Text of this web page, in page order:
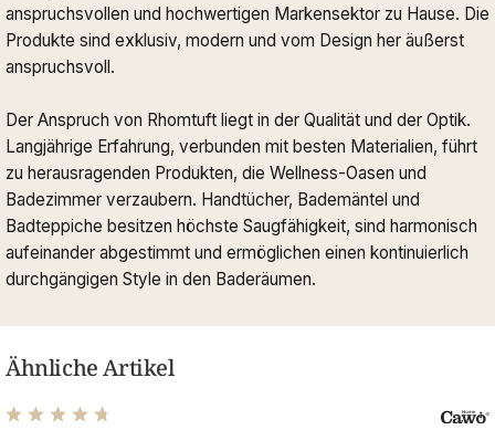
anspruchsvollen und hochwertigen Markensektor zu Hause. Die
Produkte sind exklusiv, modern und vom Design her äußerst
anspruchsvoll.
Der Anspruch von Rhomtuft liegt in der Qualität und der Optik.
Langjährige Erfahrung, verbunden mit besten Materialien, führt
zu herausragenden Produkten, die Wellness-Oasen und
Badezimmer verzaubern. Handtücher, Bademäntel und
Badteppiche besitzen höchste Saugfähigkeit, sind harmonisch
aufeinander abgestimmt und ermöglichen einen kontinuierlich
durchgängigen Style in den Baderäumen.
Ähnliche Artikel